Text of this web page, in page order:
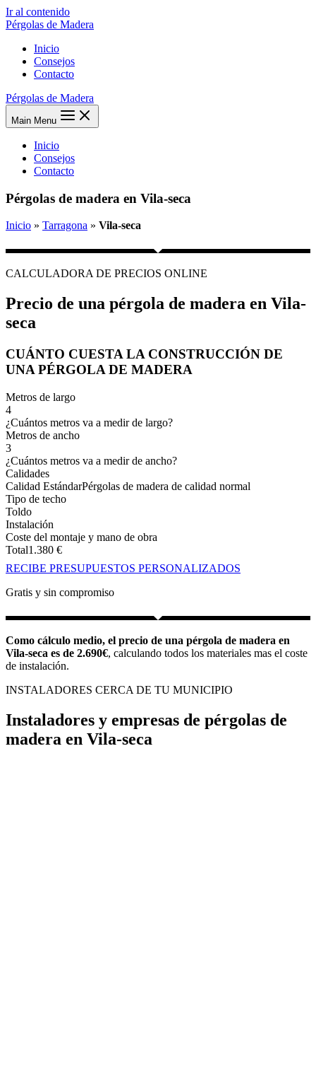
Ir al contenido
Pérgolas de Madera
Inicio
Consejos
Contacto
Pérgolas de Madera
Main Menu
Inicio
Consejos
Contacto
Pérgolas de madera en Vila-seca
Inicio » Tarragona » Vila-seca
CALCULADORA DE PRECIOS ONLINE
Precio de una pérgola de madera en Vila-
seca
CUÁNTO CUESTA LA CONSTRUCCIÓN DE
UNA PÉRGOLA DE MADERA
Metros de largo
4
¿Cuántos metros va a medir de largo?
Metros de ancho
3
¿Cuántos metros va a medir de ancho?
Calidades
Calidad EstándarPérgolas de madera de calidad normal
Tipo de techo
Toldo
Instalación
Coste del montaje y mano de obra
Total1.380 €
RECIBE PRESUPUESTOS PERSONALIZADOS
Gratis y sin compromiso
Como cálculo medio, el precio de una pérgola de madera en
Vila-seca es de 2.690€, calculando todos los materiales mas el coste
de instalación.
INSTALADORES CERCA DE TU MUNICIPIO
Instaladores y empresas de pérgolas de
madera en Vila-seca